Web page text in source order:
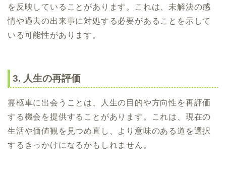
を反映していることがあります。これは、未解決の感
情や過去の出来事に対処する必要があることを示して
いる可能性があります。
3. 人生の再評価
霊柩車に出会うことは、人生の目的や方向性を再評価
する機会を提供することがあります。これは、現在の
生活や価値観を見つめ直し、より意味のある道を選択
するきっかけになるかもしれません。